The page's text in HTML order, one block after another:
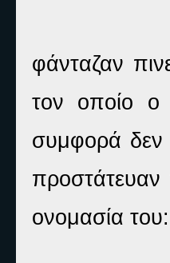
φάνταζαν
τον οποίο ο
συμφορά δεν
ονομασία